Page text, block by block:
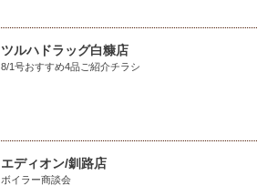
ツルハドラッグ白糠店
8/1号おすすめ4品ご紹介チラシ
エディオン/釧路店
ボイラー商談会